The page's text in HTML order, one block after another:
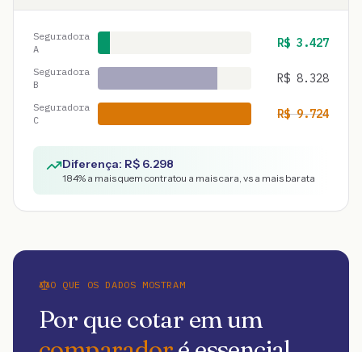
Seguradora
A
R$ 3.427
Seguradora
B
R$ 8.328
Seguradora
C
R$9.724
Diferença: R$ 6.298
184% a mais quem contratou a mais cara, vs a mais barata
O QUE OS DADOS MOSTRAM
Por que cotar em um